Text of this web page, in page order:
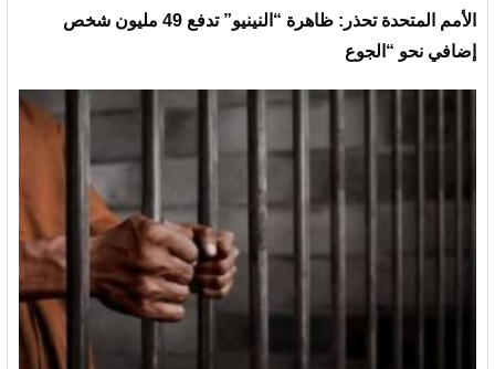
الأمم المتحدة تحذر: ظاهرة “النينيو” تدفع 49 مليون شخص
إضافي نحو “الجوع